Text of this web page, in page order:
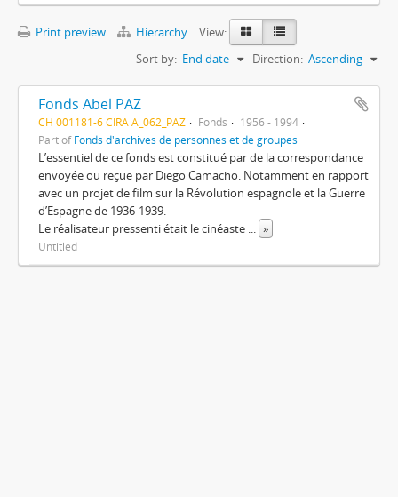
Print preview Hierarchy
View:
Sort by: End date Direction: Ascending
Fonds Abel PAZ
CH 001181-6 CIRA A_062_PAZ Fonds
1956 - 1994
Part ofFonds d'archives de personnes et de groupes
L’essentiel de ce fonds est constitué par de la correspondance
envoyée ou reçue par Diego Camacho. Notamment en rapport
avec un projet de film sur la Révolution espagnole et la Guerre
d’Espagne de 1936-1939.
Le réalisateur pressenti était le cinéaste ... »
Untitled